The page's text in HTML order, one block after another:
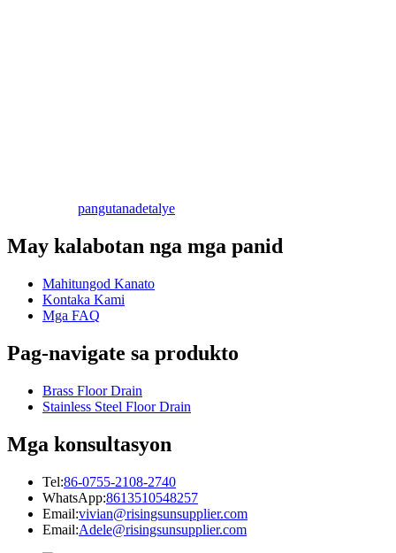
pangutanadetalye
May kalabotan nga mga panid
Mahitungod Kanato
Kontaka Kami
Mga FAQ
Pag-navigate sa produkto
Brass Floor Drain
Stainless Steel Floor Drain
Mga konsultasyon
Tel:86-0755-2108-2740
WhatsApp:8613510548257
Email:vivian@risingsunsupplier.com
Email:Adele@risingsunsupplier.com